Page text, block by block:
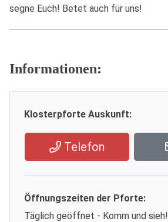
segne Euch! Betet auch für uns!
Informationen:
Klosterpforte Auskunft:
Telefon
Öffnungszeiten der Pforte:
Täglich geöffnet - Komm und sieh!